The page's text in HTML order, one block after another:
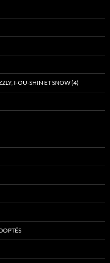
I-OU-SHIN ET SNOW (4)